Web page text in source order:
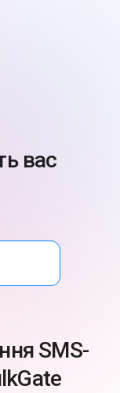
вас
SMS-